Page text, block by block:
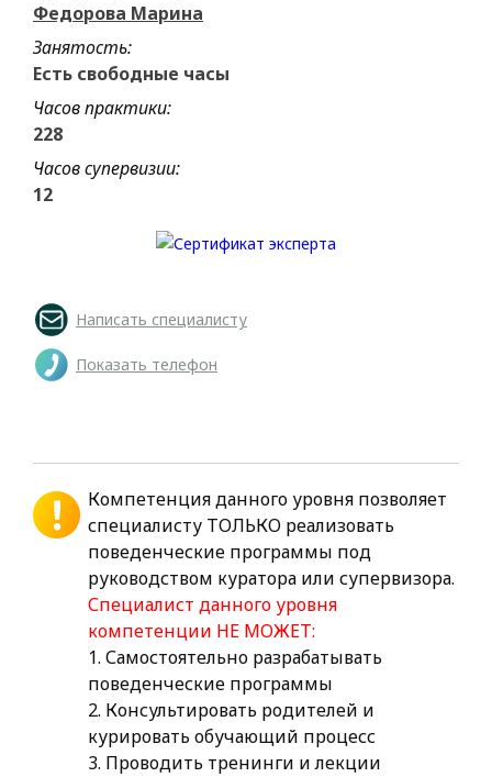
Федорова Марина
Занятость:
Есть свободные часы
Часов практики:
228
Часов супервизии:
12
Написать специалисту
Показать телефон
Компетенция данного уровня позволяет
специалисту ТОЛЬКО реализовать
поведенческие программы под
руководством куратора или супервизора.
Специалист данного уровня
компетенции НЕ МОЖЕТ:
1. Самостоятельно разрабатывать
поведенческие программы
2. Консультировать родителей и
курировать обучающий процесс
3. Проводить тренинги и лекции